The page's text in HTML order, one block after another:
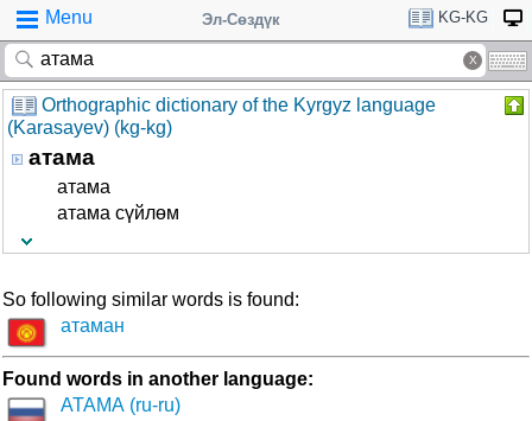
Menu Эл-Сөздүк KG-KG
Orthographic dictionary of the Kyrgyz language
(Karasayev) (kg-kg)
атама
атама
атама сүйлөм
So following similar words is found:
атаман
Found words in another language:
АТАМА (ru-ru)